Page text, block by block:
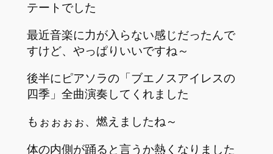
テートでした
最近音楽に力が入らない感じだったんで
すけど、やっぱりいいですね～
後半にピアソラの「ブエノスアイレスの
四季」全曲演奏してくれました
もぉぉぉぉ、燃えましたね～
体の内側が踊ると言うか熱くなりました